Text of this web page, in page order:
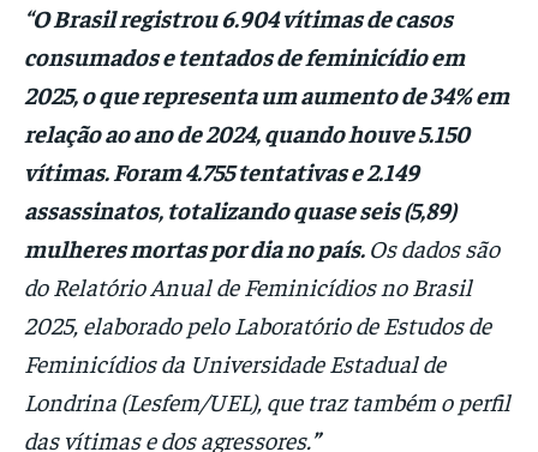
“O Brasil registrou 6.904 vítimas de casos
consumados e tentados de feminicídio em
2025, o que representa um aumento de 34% em
relação ao ano de 2024, quando houve 5.150
vítimas. Foram 4.755 tentativas e 2.149
assassinatos, totalizando quase seis (5,89)
mulheres mortas por dia no país. Os dados são
do Relatório Anual de Feminicídios no Brasil
2025, elaborado pelo Laboratório de Estudos de
Feminicídios da Universidade Estadual de
Londrina (Lesfem/UEL), que traz também o perfil
das vítimas e dos agressores.”